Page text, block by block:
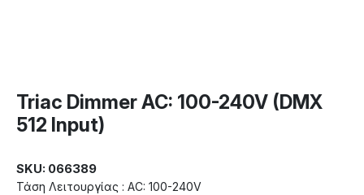
Triac Dimmer AC: 100-240V (DMX
512 Input)
SKU: 066389
Τάση Λειτουργίας : AC: 100-240V